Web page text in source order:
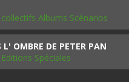
Albums Scénarios
L' OMBRE DE PETER PAN
Spéciales